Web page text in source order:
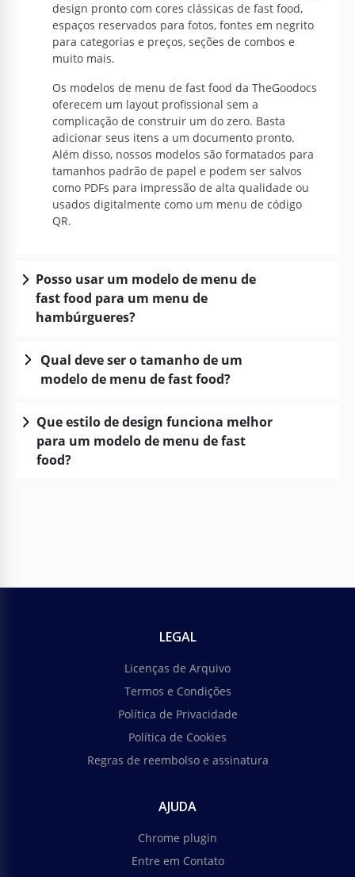
design pronto com cores clássicas de fast food,
espaços reservados para fotos, fontes em negrito
para categorias e preços, seções de combos e
muito mais.
Os modelos de menu de fast food da TheGoodocs
oferecem um layout profissional sem a
complicação de construir um do zero. Basta
adicionar seus itens a um documento pronto.
Além disso, nossos modelos são formatados para
tamanhos padrão de papel e podem ser salvos
como PDFs para impressão de alta qualidade ou
usados digitalmente como um menu de código
QR.
Posso usar um modelo de menu de
fast food para um menu de
hambúrgueres?
Qual deve ser o tamanho de um
modelo de menu de fast food?
Que estilo de design funciona melhor
para um modelo de menu de fast
food?
LEGAL
Licenças de Arquivo
Termos e Condições
Política de Privacidade
Política de Cookies
Regras de reembolso e assinatura
AJUDA
Chrome plugin
Entre em Contato